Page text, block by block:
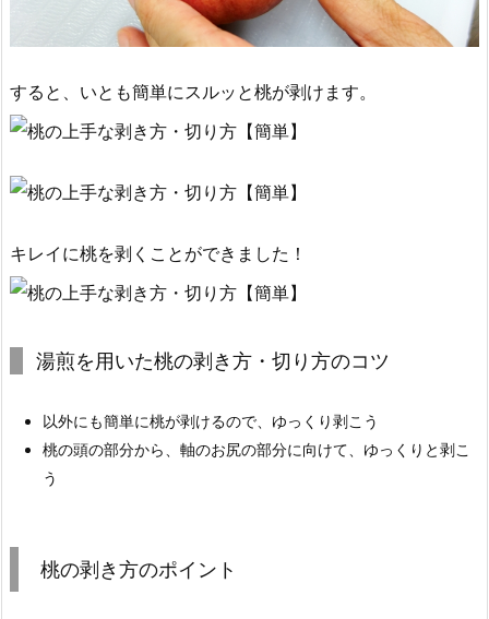
すると、いとも簡単にスルッと桃が剥けます。
キレイに桃を剥くことができました！
湯煎を用いた桃の剥き方・切り方のコツ
以外にも簡単に桃が剥けるので、ゆっくり剥こう
桃の頭の部分から、軸のお尻の部分に向けて、ゆっくりと剥こ
う
桃の剥き方のポイント